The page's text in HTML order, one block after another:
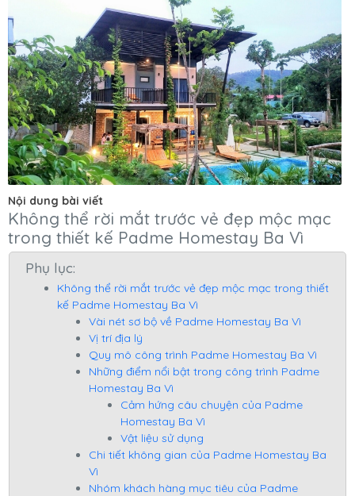
Nội dung bài viết
Không thể rời mắt trước vẻ đẹp mộc mạc
trong thiết kế Padme Homestay Ba Vì
Phụ lục:
Không thể rời mắt trước vẻ đẹp mộc mạc trong thiết
kế Padme Homestay Ba Vì
Vài nét sơ bộ về Padme Homestay Ba Vì
Vị trí địa lý
Quy mô công trình Padme Homestay Ba Vì
Những điểm nổi bật trong công trình Padme
Homestay Ba Vì
Cảm hứng câu chuyện của Padme
Homestay Ba Vì
Vật liệu sử dụng
Chi tiết không gian của Padme Homestay Ba
Vì
Nhóm khách hàng mục tiêu của Padme